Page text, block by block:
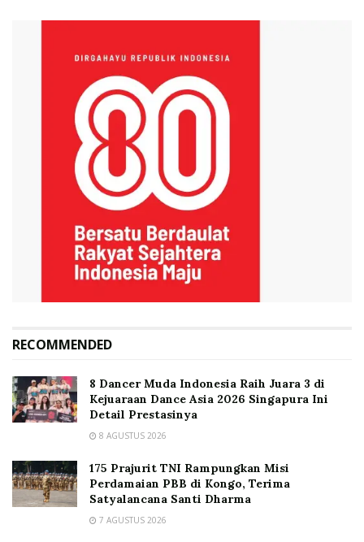
RECOMMENDED
8 Dancer Muda Indonesia Raih Juara 3 di
Kejuaraan Dance Asia 2026 Singapura Ini
Detail Prestasinya
8 AGUSTUS 2026
175 Prajurit TNI Rampungkan Misi
Perdamaian PBB di Kongo, Terima
Satyalancana Santi Dharma
7 AGUSTUS 2026